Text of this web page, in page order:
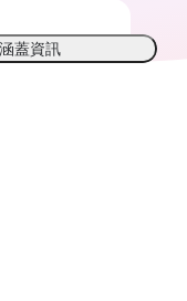
蓋資訊